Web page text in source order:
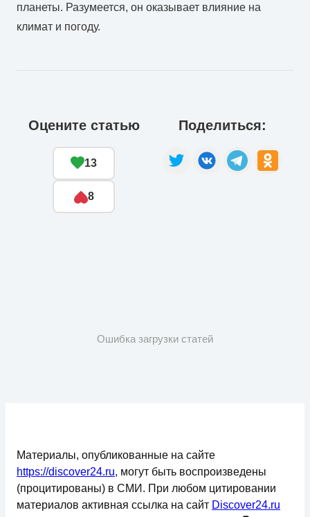
планеты. Разумеется, он оказывает влияние на
климат и погоду.
Оцените статью
13
8
Поделиться:
Ошибка загрузки статей
Материалы, опубликованные на сайте
https://discover24.ru, могут быть воспроизведены
(процитированы) в СМИ. При любом цитировании
материалов активная ссылка на сайт Discover24.ru